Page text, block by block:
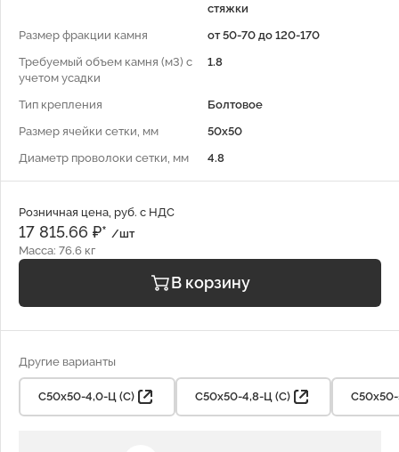
стяжки
Размер фракции камня
от 50-70 до 120-170
Требуемый объем камня (м3) с
учетом усадки
1.8
Тип крепления
Болтовое
Размер ячейки сетки, мм
50x50
Диаметр проволоки сетки, мм
4.8
Розничная цена, руб. с НДС
17 815.66 ₽* /шт
Масса: 76.6 кг
В корзину
Другие варианты
С50х50-4,0-Ц (С) С50х50-4,8-Ц (С)